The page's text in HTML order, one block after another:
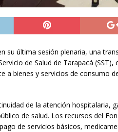
su última sesión plenaria, una
de Salud de Tarapacá
a bienes y servicios de consumo
de la atención hospitalaria,
de salud. Los recursos del
de servicios básicos,